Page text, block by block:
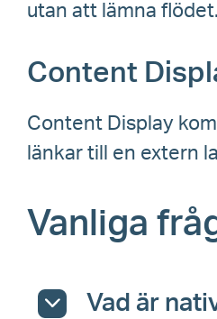
utan att lämna flödet.
Content
Content Display
länkar till en extern
Vanliga
Vad är